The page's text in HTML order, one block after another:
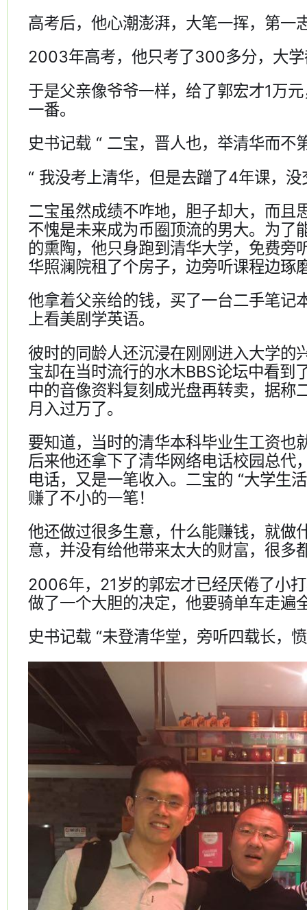
高考后，他心潮澎湃，大笔一挥，第一
2003年高考，他只考了300多分，大
于是父亲像爷爷一样，给了郭宏才1万
一番。
史书记载 “ 二宝，晋人也，举清华而不
“ 我没考上清华，但是去蹭了4年课，没
二宝虽然成绩不咋地，胆子却大，而且
不愧是未来成为币圈顶流的男大。为了
的熏陶，他只身跑到清华大学，免费旁
华照澜院租了个房子，边旁听课程边琢
他拿着父亲给的钱，买了一台二手笔记
上看美剧学英语。
彼时的同龄人还沉浸在刚刚进入大学的
宝却在当时流行的水木BBS论坛中看到
中的音像资料复刻成光盘再转卖，据称
月入过万了。
要知道，当时的清华本科毕业生工资也
后来他还拿下了清华网络电话校园总代
电话，又是一笔收入。二宝的 “大学生
赚了不小的一笔！
他还做过很多生意，什么能赚钱，就做
意，并没有给他带来太大的财富，很多
2006年，21岁的郭宏才已经厌倦了小
做了一个大胆的决定，他要骑单车走遍
史书记载 “未登清华堂，旁听四载长，